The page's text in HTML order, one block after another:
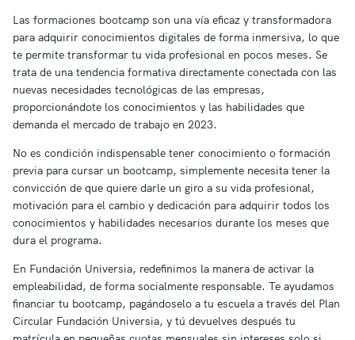
Las formaciones bootcamp son una vía eficaz y transformadora
para adquirir conocimientos digitales de forma inmersiva, lo que
te permite transformar tu vida profesional en pocos meses. Se
trata de una tendencia formativa directamente conectada con las
nuevas necesidades tecnológicas de las empresas,
proporcionándote los conocimientos y las habilidades que
demanda el mercado de trabajo en 2023.
No es condición indispensable tener conocimiento o formación
previa para cursar un bootcamp, simplemente necesita tener la
convicción de que quiere darle un giro a su vida profesional,
motivación para el cambio y dedicación para adquirir todos los
conocimientos y habilidades necesarios durante los meses que
dura el programa.
En Fundación Universia, redefinimos la manera de activar la
empleabilidad, de forma socialmente responsable. Te ayudamos
financiar tu bootcamp, pagándoselo a tu escuela a través del Plan
Circular Fundación Universia, y tú devuelves después tu